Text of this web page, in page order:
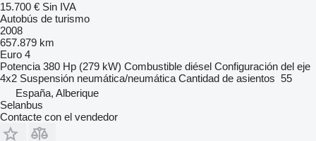
15.700 € Sin IVA
Autobús de turismo
2008
657.879 km
Euro 4
Potencia 380 Hp (279 kW) Combustible diésel Configuración del eje
4x2 Suspensión neumática/neumática Cantidad de asientos 55
España, Alberique
Selanbus
Contacte con el vendedor